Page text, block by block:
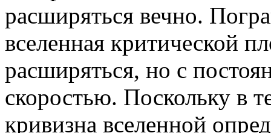
расширяться вечно.
вселенная критической
расширяться, но с
скоростью. Поскольку в
кривизна вселенной